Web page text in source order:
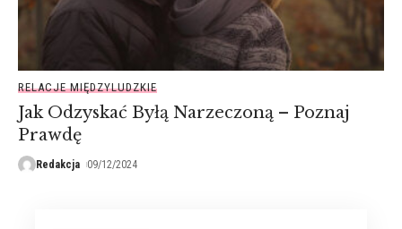
RELACJE MIĘDZYLUDZKIE
Jak Odzyskać Byłą Narzeczoną – Poznaj
Prawdę
Redakcja 09/12/2024